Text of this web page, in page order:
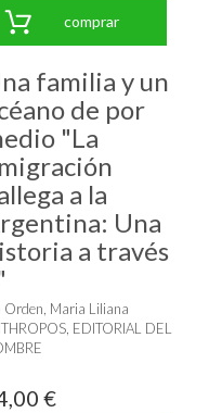
comprar
familia y un
de por
"La
a la
Una
a través
Orden, Maria Liliana
EDITORIAL DEL
€